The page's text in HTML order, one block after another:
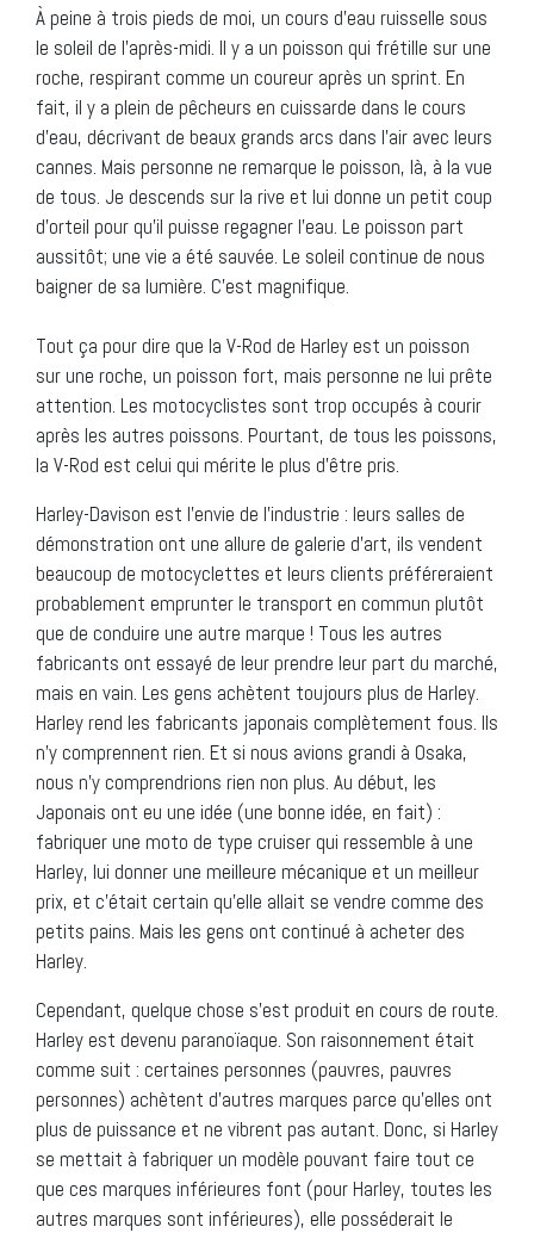
À peine à trois pieds de moi, un cours d’eau ruisselle sous
le soleil de l’après-midi. Il y a un poisson qui frétille sur une
roche, respirant comme un coureur après un sprint. En
fait, il y a plein de pêcheurs en cuissarde dans le cours
d’eau, décrivant de beaux grands arcs dans l’air avec leurs
cannes. Mais personne ne remarque le poisson, là, à la vue
de tous. Je descends sur la rive et lui donne un petit coup
d’orteil pour qu’il puisse regagner l’eau. Le poisson part
aussitôt; une vie a été sauvée. Le soleil continue de nous
baigner de sa lumière. C’est magnifique.
Tout ça pour dire que la V-Rod de Harley est un poisson
sur une roche, un poisson fort, mais personne ne lui prête
attention. Les motocyclistes sont trop occupés à courir
après les autres poissons. Pourtant, de tous les poissons,
la V-Rod est celui qui mérite le plus d’être pris.
Harley-Davison est l’envie de l’industrie : leurs salles de
démonstration ont une allure de galerie d’art, ils vendent
beaucoup de motocyclettes et leurs clients préféreraient
probablement emprunter le transport en commun plutôt
que de conduire une autre marque ! Tous les autres
fabricants ont essayé de leur prendre leur part du marché,
mais en vain. Les gens achètent toujours plus de Harley.
Harley rend les fabricants japonais complètement fous. Ils
n’y comprennent rien. Et si nous avions grandi à Osaka,
nous n’y comprendrions rien non plus. Au début, les
Japonais ont eu une idée (une bonne idée, en fait) :
fabriquer une moto de type cruiser qui ressemble à une
Harley, lui donner une meilleure mécanique et un meilleur
prix, et c’était certain qu’elle allait se vendre comme des
petits pains. Mais les gens ont continué à acheter des
Harley.
Cependant, quelque chose s’est produit en cours de route.
Harley est devenu paranoïaque. Son raisonnement était
comme suit : certaines personnes (pauvres, pauvres
personnes) achètent d’autres marques parce qu’elles ont
plus de puissance et ne vibrent pas autant. Donc, si Harley
se mettait à fabriquer un modèle pouvant faire tout ce
que ces marques inférieures font (pour Harley, toutes les
autres marques sont inférieures), elle posséderait le